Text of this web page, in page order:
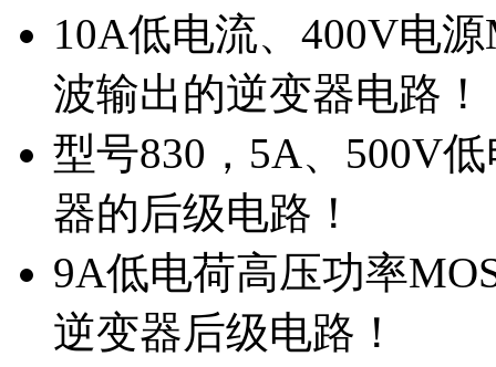
10A低电流、400V电
波输出的逆变器电路！
型号830，5A、500V
器的后级电路！
9A低电荷高压功率
逆变器后级电路！